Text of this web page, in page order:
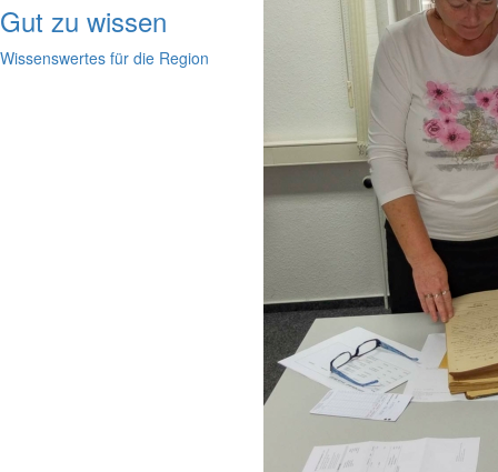
Gut zu wissen
Wissenswertes für die Region